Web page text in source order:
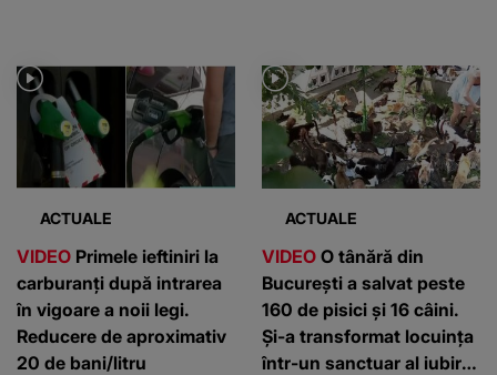
ACTUALE
VIDEO Primele ieftiniri la
carburanți după intrarea
în vigoare a noii legi.
Reducere de aproximativ
20 de bani/litru
ACTUALE
VIDEO O tânără din
București a salvat peste
160 de pisici și 16 câini.
Și-a transformat locuința
într-un sanctuar al iubirii